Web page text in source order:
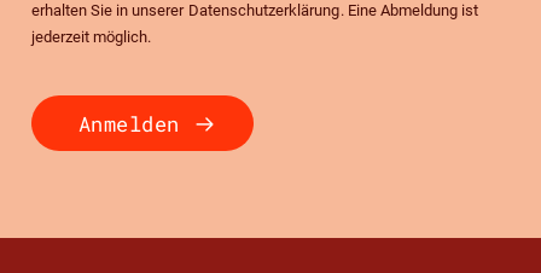
erhalten Sie in unserer Datenschutzerklärung. Eine Abmeldung ist
jederzeit möglich.
Anmelden